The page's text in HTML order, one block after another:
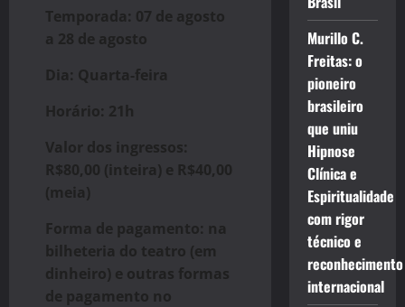
Temporada: 07 de agosto
a 28 de agosto
Dia: Quarta-feira
Horário: 21h
Valor dos ingressos:
R$80,00 (inteira) e R$40,00
(meia)
Forma de pagamento: na
bilheteria do teatro (em
dinheiro) e outras formas
de pagamento no
Murillo C.
Freitas: o
pioneiro
brasileiro
que uniu
Hipnose
Clínica e
Espiritualidade
com rigor
técnico e
reconhecimento
internacional